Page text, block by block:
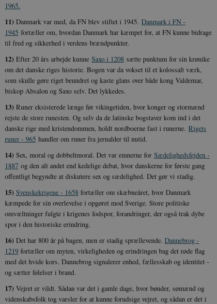
1965.
11) Danmark var med, da FN blev stiftet i 1945. Danmark i FN -
1945 fortæller om, hvordan Danmark har kæmpet for, at FN kunne bidrage
til fred og sikkerhed i verdens brændpunkter.
12) Efter 20 års arbejde kunne Saxo i 1208 sætte punktum for sin krønike
om det danske riges historie. Bogen var da vokset til et kolossalt værk,
som skulle gøre riget beundret og kaste glans over både kong Valdemar,
biskop Absalon og Saxo selv. Det lykkedes.
13) Runer eksisterede længe før vikingetiden, hvor konger og stormænd
rejste de store runesten. Og selv da de latinske bogstaver kom ind i det
danske rige med kristendommen, holdt nordboerne fast i runerne. Rigets
runer - 965 handler om runer fra jernalder til nutid.
14) Sex, moral og dobbeltmoral. Det var emnerne for Sædelighedsfejden -
1887 og den alt andet end kedelige debat, hvor danskerne for første gang
offentligt begyndte at diskutere sex og sædelighed. Det gør vi stadig.
15) Svenskekrigene - 1658 fortæller om skæbneåret, hvor Danmark
kæmpede for sin overlevelse i opgøret mod Sverige. Store politiske
omvæltninger fulgte i krigenes fodspor, forandringer, der også trak dybe
spor i den historiske erindring.
16) Det har 800 år på bagen, men er stadig sprællevende. Dannebrog -
1219 fortæller om myten, virkeligheden og erindringen bag det røde flag
med det hvide kors. Dannebrog signalerer enhed, fællesskab og identitet -
og sætter følelser i brand.
17) Vejret er vildt. Sådan var det i gamle dage, hvor bønder, sømænd og
videnskabsfolk tog varsler for at kunne forudsige vejret, og sådan er det i